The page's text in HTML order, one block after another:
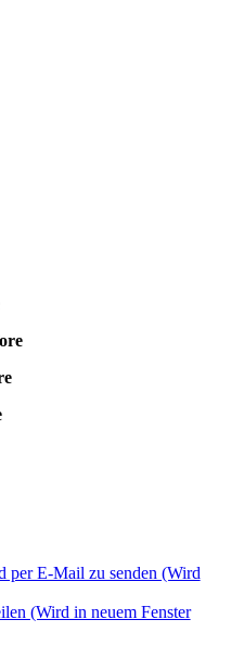
per E-Mail zu senden (Wird
(Wird in neuem Fenster